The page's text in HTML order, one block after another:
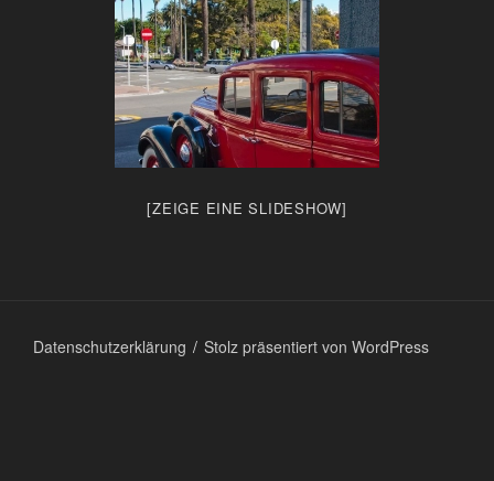
[ZEIGE EINE SLIDESHOW]
Datenschutzerklärung Stolz präsentiert von WordPress